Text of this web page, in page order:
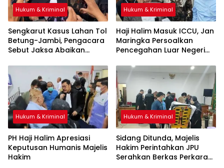
Hukum & Kriminal
Sengkarut Kasus Lahan Tol
Betung-Jambi, Pengacara
Sebut Jaksa Abaikan
PSN
Hukum & Kriminal
Haji Halim Masuk ICCU, Jan
Maringka Persoalkan
Pencegahan Luar Negeri
Hukum & Kriminal
PH Haji Halim Apresiasi
Keputusan Humanis Majelis
Hakim
Hukum & Kriminal
Sidang Ditunda, Majelis
Hakim Perintahkan JPU
Serahkan Berkas Perkara